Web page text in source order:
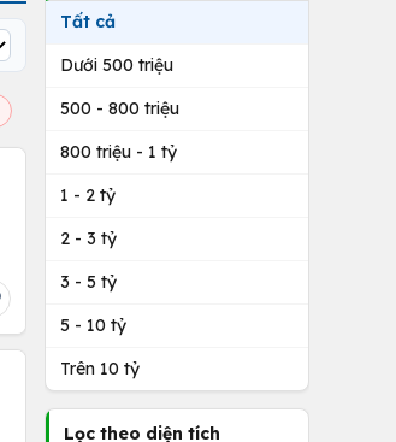
Tất cả
Dưới 500 triệu
500 - 800 triệu
800 triệu - 1 tỷ
1 - 2 tỷ
2 - 3 tỷ
3 - 5 tỷ
5 - 10 tỷ
Trên 10 tỷ
Lọc theo diện tích